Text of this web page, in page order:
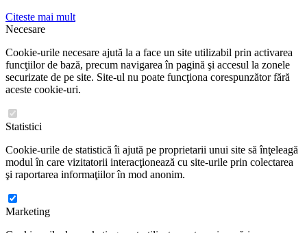
Citeste mai mult
Necesare
Cookie-urile necesare ajută la a face un site utilizabil prin activarea
funcţiilor de bază, precum navigarea în pagină şi accesul la zonele
securizate de pe site. Site-ul nu poate funcţiona corespunzător fără
aceste cookie-uri.
Statistici
Cookie-urile de statistică îi ajută pe proprietarii unui site să înţeleagă
modul în care vizitatorii interacţionează cu site-urile prin colectarea
şi raportarea informaţiilor în mod anonim.
Marketing